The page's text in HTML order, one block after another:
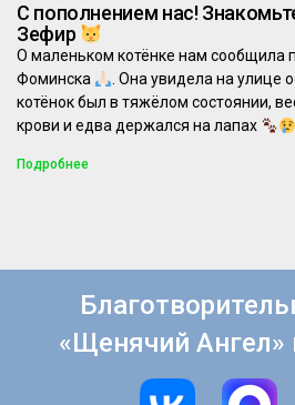
С пополнением нас!
Зефир
О маленьком котёнке нам сообщила
Фоминска
. Она увидела на улице
котёнок был в тяжёлом состоянии,
крови и едва держался на лапах
Подробнее
«Щенячий Ангел»